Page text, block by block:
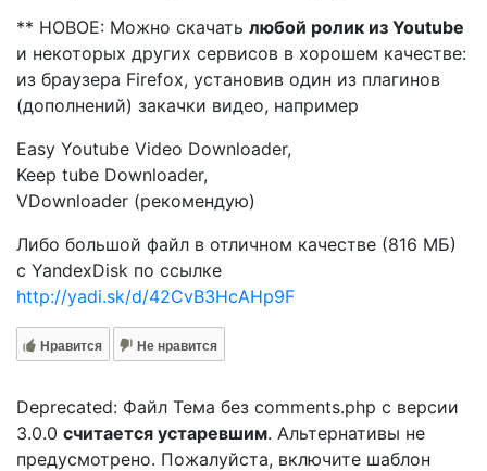
** НОВОЕ: Можно скачать любой ролик из Youtube
и некоторых других сервисов в хорошем качестве:
из браузера Firefox, установив один из плагинов
(дополнений) закачки видео, например
Easy Youtube Video Downloader,
Keep tube Downloader,
VDownloader (рекомендую)
Либо большой файл в отличном качестве (816 МБ)
с YandexDisk по ссылке
http://yadi.sk/d/42CvB3HcAHp9F
Нравится Не нравится
Deprecated: Файл Тема без comments.php с версии
3.0.0 считается устаревшим. Альтернативы не
предусмотрено. Пожалуйста, включите шаблон